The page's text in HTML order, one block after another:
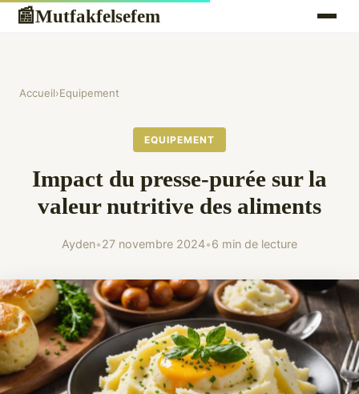
📰Mutfakfelsefem
Accueil›Equipement
EQUIPEMENT
Impact du presse-purée sur la
valeur nutritive des aliments
Ayden•27 novembre 2024•6 min de lecture